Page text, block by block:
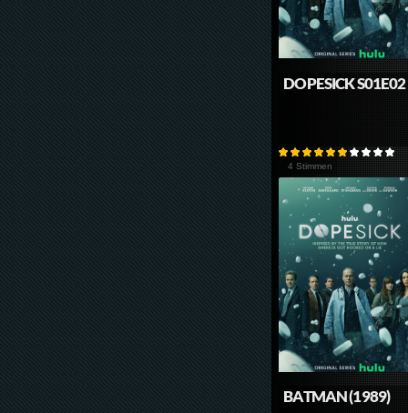
DOPESICK S01E02
4 Stimmen
BATMAN (1989)